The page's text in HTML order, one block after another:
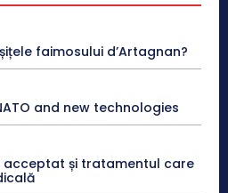
faimosului d’Artagnan?
and new technologies
acceptat și tratamentul care